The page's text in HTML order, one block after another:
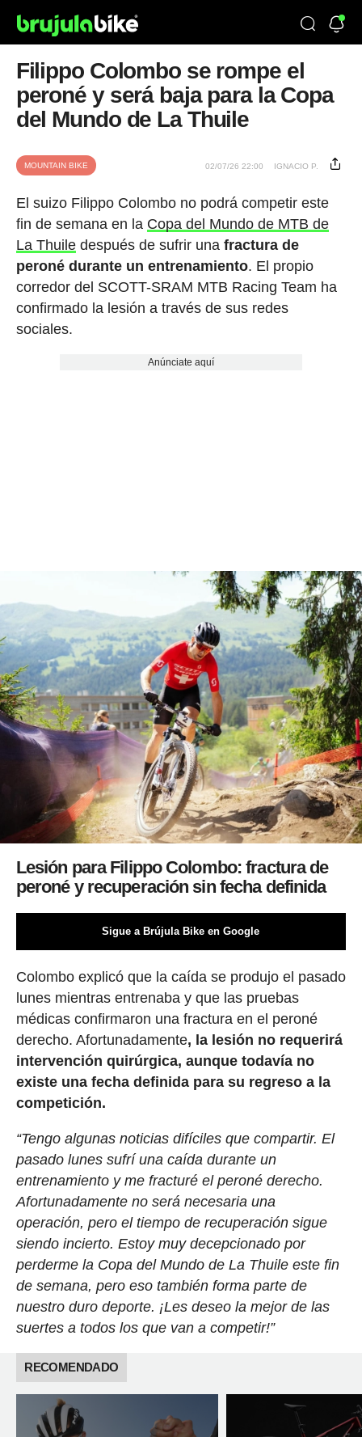
Filippo Colombo se rompe el
peroné y será baja para la Copa
del Mundo de La Thuile
MOUNTAIN BIKE 02/07/26 22:00 IGNACIO P.
El suizo Filippo Colombo no podrá competir este
fin de semana en la Copa del Mundo de MTB de
La Thuiledespués de sufrir unafractura de
peroné durante un entrenamiento. El propio
corredor del SCOTT-SRAM MTB Racing Team ha
confirmado la lesión a través de sus redes
sociales.
Anúnciate aquí
Lesión para Filippo Colombo: fractura de
peroné y recuperación sin fecha definida
Sigue a Brújula Bike en Google
Colombo explicó que la caída se produjo el pasado
lunes mientras entrenaba y que las pruebas
médicas confirmaron una fractura en el peroné
derecho. Afortunadamente, la lesión no requerirá
intervención quirúrgica, aunque todavía no
existe una fecha definida para su regreso a la
competición.
“Tengo algunas noticias difíciles que compartir. El
pasado lunes sufrí una caída durante un
entrenamiento y me fracturé el peroné derecho.
Afortunadamente no será necesaria una
operación, pero el tiempo de recuperación sigue
siendo incierto. Estoy muy decepcionado por
perderme la Copa del Mundo de La Thuile este fin
de semana, pero eso también forma parte de
nuestro duro deporte. ¡Les deseo la mejor de las
suertes a todos los que van a competir!”
RECOMENDADO